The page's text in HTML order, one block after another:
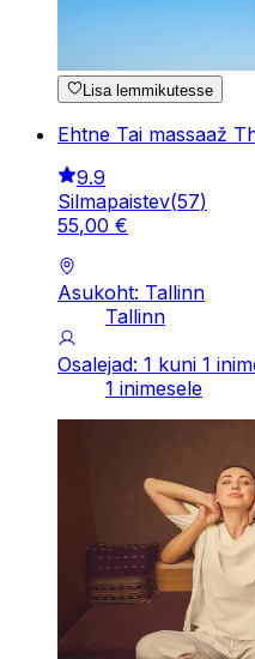
Lisa lemmikutesse
Ehtne Tai massaaž
9.9
Silmapaistev(57)
55,00 €
Asukoht: Tallinn
Tallinn
Osalejad: 1 kuni 1
1 inimesele